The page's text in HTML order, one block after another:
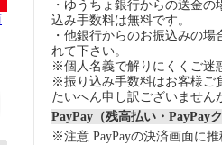
・ゆうちょ銀行からの送金
込み手数料は無料です。
・他銀行からのお振込みの場
れて下さい。
※個人名義で解りにくくご迷
※振り込み手数料はお客様ご
たいへん申し訳ございません
PayPay（残高払い・PayPay
※注意 PayPayの決済画面に